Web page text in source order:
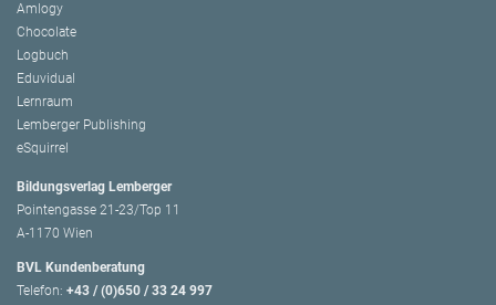
Amlogy
Chocolate
Logbuch
Eduvidual
Lernraum
Lemberger Publishing
eSquirrel
Bildungsverlag Lemberger
Pointengasse 21-23/Top 11
A-1170 Wien
BVL Kundenberatung
Telefon: +43 / (0)650 / 33 24 997